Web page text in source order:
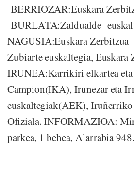
BERRIOZAR:Euskara
BURLATA:Zaldualde
NAGUSIA:Euskara
Zubiarte euskaltegia, Euskara
IRUNEA:Karrikiri elkartea
Campion(IKA), Irunezar eta
euskaltegiak(AEK),
Ofiziala. INFORMAZIOA:
parkea, 1 behea, Alarrabia